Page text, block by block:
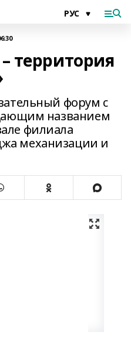
территория
форум с
названием
филиала
механизации и